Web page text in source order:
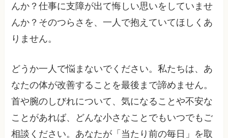
んか？仕事に支障が出て悔しい思いをしていませ
んか？そのつらさを、一人で抱えていてほしくあ
りません。
どうか一人で悩まないでください。私たちは、あ
なたの体が改善することを最後まで諦めません。
首や腕のしびれについて、気になることや不安な
ことがあれば、どんな小さなことでもいつでもご
相談ください。あなたが「当たり前の毎日」を取